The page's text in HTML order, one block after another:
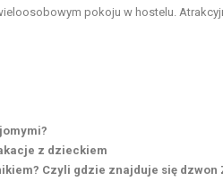
pokoju w hostelu.
z dzieckiem
Czyli gdzie znajduje się dzwon